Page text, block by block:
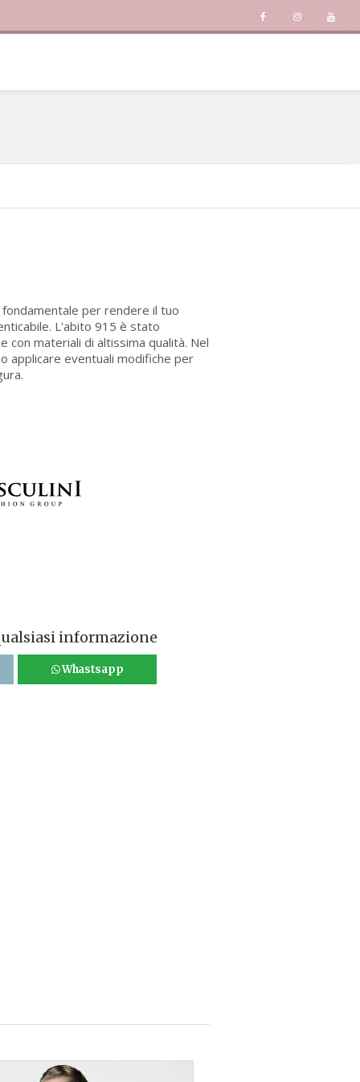
per rendere il tuo
L'abito 915 è stato
con materiali di altissima qualità. Nel
applicare eventuali modifiche per
informazione
Whastsapp